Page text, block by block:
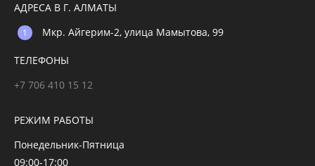
АДРЕСА В Г. АЛМАТЫ
Мкр. Айгерим-2, улица Мамытова, 99
ТЕЛЕФОНЫ
+7 706 410 15 12
РЕЖИМ РАБОТЫ
Понедельник-Пятница
09:00-17:00